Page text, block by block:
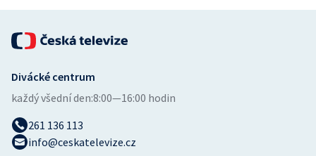
Divácké centrum
každý všední den:8:00—16:00 hodin
261 136 113
info@ceskatelevize.cz